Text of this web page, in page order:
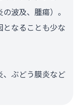
波及、腫瘍）。
となることも少な
、ぶどう膜炎など